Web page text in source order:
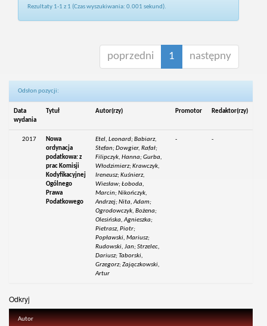
Rezultaty 1-1 z 1 (Czas wyszukiwania: 0.001 sekund).
poprzedni 1 następny
Odsłon pozycji:
Data
wydania
Tytuł Autor(rzy) Promotor Redaktor(rzy)
2017
Nowa
ordynacja
podatkowa: z
prac Komisji
Kodyfikacyjnej
Ogólnego
Prawa
Podatkowego
Etel, Leonard; Babiarz,
Stefan; Dowgier, Rafał;
Filipczyk, Hanna; Gurba,
Włodzimierz; Krawczyk,
Ireneusz; Kuśnierz,
Wiesław; Łoboda,
Marcin; Nikończyk,
Andrzej; Nita, Adam;
Ogrodowczyk, Bożena;
Olesińska, Agnieszka;
Pietrasz, Piotr;
Popławski, Mariusz;
Rudowski, Jan; Strzelec,
Dariusz; Taborski,
Grzegorz; Zajączkowski,
Artur
- -
Odkryj
Autor